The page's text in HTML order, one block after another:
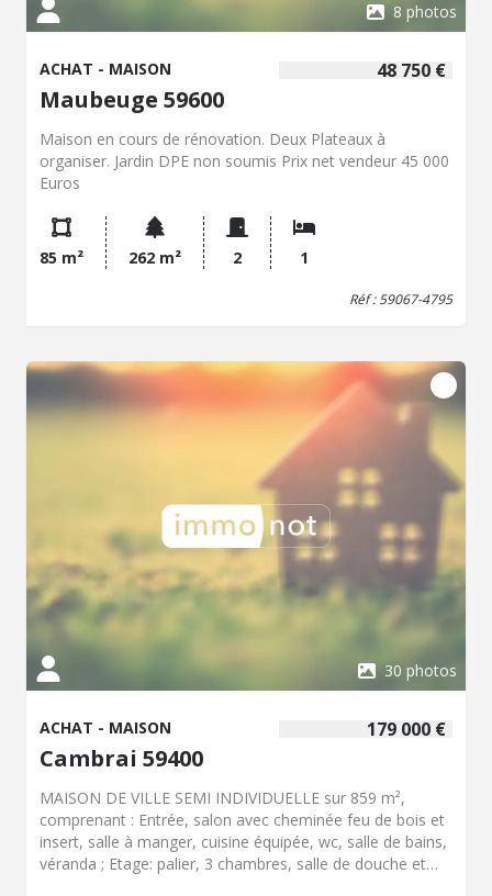
8 photos
48 750 €
ACHAT - MAISON
Maubeuge 59600
Maison en cours de rénovation. Deux Plateaux à
organiser. Jardin DPE non soumis Prix net vendeur 45 000
Euros
85 m² 262 m² 2 1
Réf : 59067-4795
30 photos
179 000 €
ACHAT - MAISON
Cambrai 59400
MAISON DE VILLE SEMI INDIVIDUELLE sur 859 m²,
comprenant : Entrée, salon avec cheminée feu de bois et
insert, salle à manger, cuisine équipée, wc, salle de bains,
véranda ; Etage: palier, 3 chambres, salle de douche et